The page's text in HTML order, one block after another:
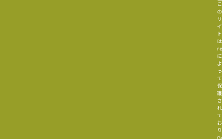
こ
の
サ
イ
ト
は
に
よ
っ
て
保
護
さ
れ
て
お